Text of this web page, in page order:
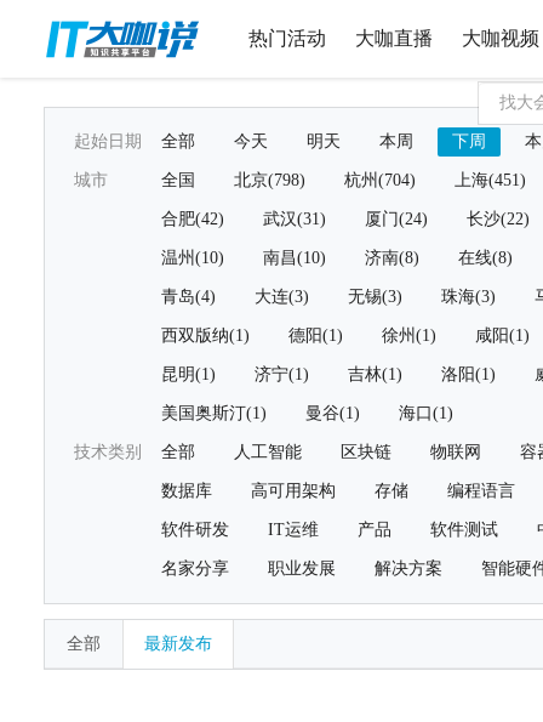
热门活动 大咖直播 大咖视频
起始日期 全部 今天 明天 本周 下周
城市 全国 北京(798) 杭州(704) 上海(451)
合肥(42) 武汉(31) 厦门(24) 长沙(22)
温州(10) 南昌(10) 济南(8) 在线(8)
青岛(4) 大连(3) 无锡(3) 珠海(3)
西双版纳(1) 德阳(1) 徐州(1) 咸阳(1)
昆明(1) 济宁(1) 吉林(1) 洛阳(1)
美国奥斯汀(1) 曼谷(1) 海口(1)
技术类别 全部 人工智能 区块链 物联网 容
数据库 高可用架构 存储 编程语言
软件研发 IT运维 产品 软件测试
名家分享 职业发展 解决方案 智能硬
全部 最新发布